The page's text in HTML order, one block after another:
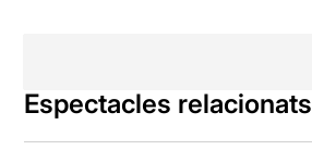
Espectacles relacionats